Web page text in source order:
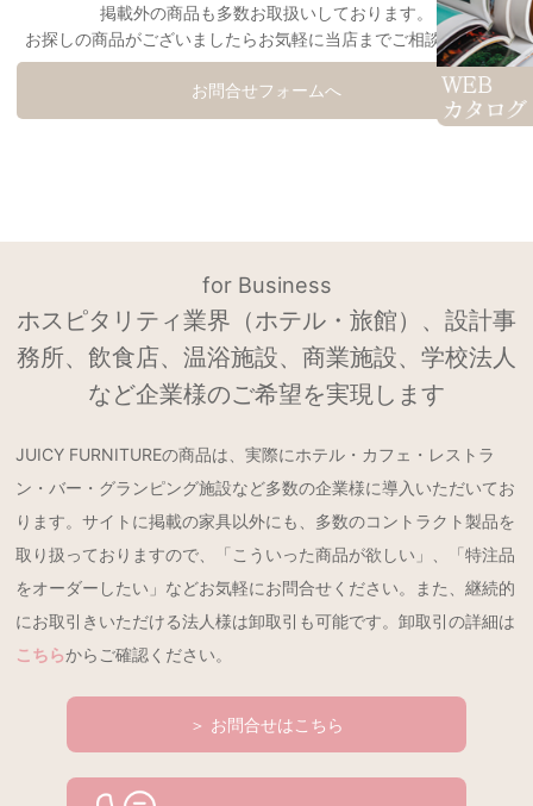
掲載外の商品も多数お取扱いしております。
お探しの商品がございましたらお気軽に当店までご相談下さい。
お問合せフォームへ
for Business
ホスピタリティ業界（ホテル・旅館）、設計事
務所、飲食店、温浴施設、商業施設、学校法人
など企業様のご希望を実現します
JUICY FURNITUREの商品は、実際にホテル・カフェ・レストラ
ン・バー・グランピング施設など多数の企業様に導入いただいてお
ります。サイトに掲載の家具以外にも、多数のコントラクト製品を
取り扱っておりますので、「こういった商品が欲しい」、「特注品
をオーダーしたい」などお気軽にお問合せください。また、継続的
にお取引きいただける法人様は卸取引も可能です。卸取引の詳細は
こちらからご確認ください。
＞ お問合せはこちら